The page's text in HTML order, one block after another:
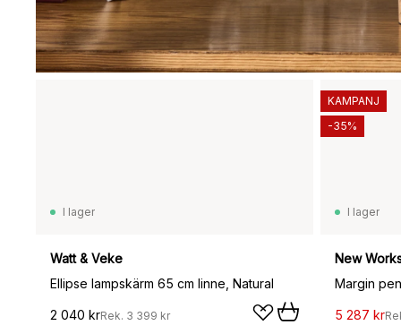
I lager
Watt & Veke
Ellipse lampskärm 65 cm linne, Natural
2 040 krRek. 3 399 kr
I lager
New
Margin
5 287 kr
KAMPANJ
-35%